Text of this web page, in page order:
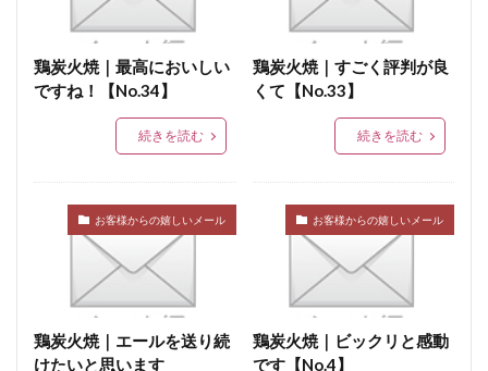
鶏炭火焼｜最高においしい
ですね！【No.34】
続きを読む
鶏炭火焼｜すごく評判が良
くて【No.33】
続きを読む
お客様からの嬉しいメール
鶏炭火焼｜エールを送り続
けたいと思います
お客様からの嬉しいメール
鶏炭火焼｜ビックリと感動
です【No.4】